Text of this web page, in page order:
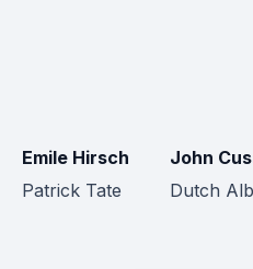
Emile Hirsch
Patrick Tate
John
Dutch